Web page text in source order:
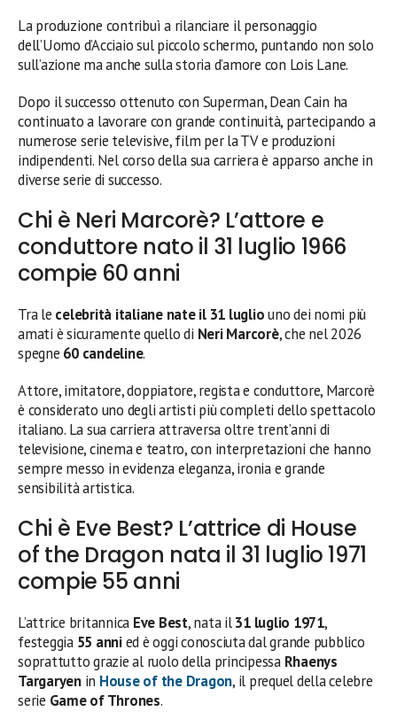
La produzione contribuì a rilanciare il personaggio
dell’Uomo d’Acciaio sul piccolo schermo, puntando non solo
sull’azione ma anche sulla storia d’amore con Lois Lane.
Dopo il successo ottenuto con Superman, Dean Cain ha
continuato a lavorare con grande continuità, partecipando a
numerose serie televisive, film per la TV e produzioni
indipendenti. Nel corso della sua carriera è apparso anche in
diverse serie di successo.
Chi è Neri Marcorè? L’attore e
conduttore nato il 31 luglio 1966
compie 60 anni
Tra le celebrità italiane nate il 31 lugliouno dei nomi più
amati è sicuramente quello di Neri Marcorè, che nel 2026
spegne 60 candeline.
Attore, imitatore, doppiatore, regista e conduttore, Marcorè
è considerato uno degli artisti più completi dello spettacolo
italiano. La sua carriera attraversa oltre trent’anni di
televisione, cinema e teatro, con interpretazioni che hanno
sempre messo in evidenza eleganza, ironia e grande
sensibilità artistica.
Chi è Eve Best? L’attrice di House
of the Dragon nata il 31 luglio 1971
compie 55 anni
L’attrice britannica Eve Best, nata il31 luglio 1971,
festeggia 55 annied è oggi conosciuta dal grande pubblico
soprattutto grazie al ruolo della principessa Rhaenys
Targaryenin House of the Dragon, il prequel della celebre
serie Game of Thrones.